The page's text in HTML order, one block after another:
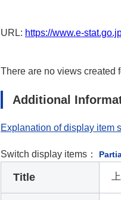
URL: https://www.e-
There are no views created
Additional
Explanation of display item
Switch display items：
Title